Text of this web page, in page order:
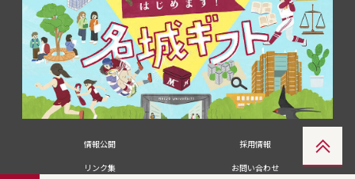
情報公開
採用情報
リンク集
お問い合わせ